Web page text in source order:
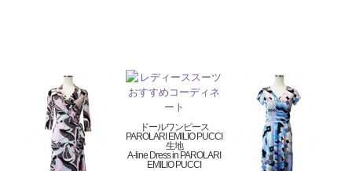
ドールワンピース
PAROLARI EMILIO PUCCI
生地
A-line Dress in PAROLARI
EMILIO PUCCI